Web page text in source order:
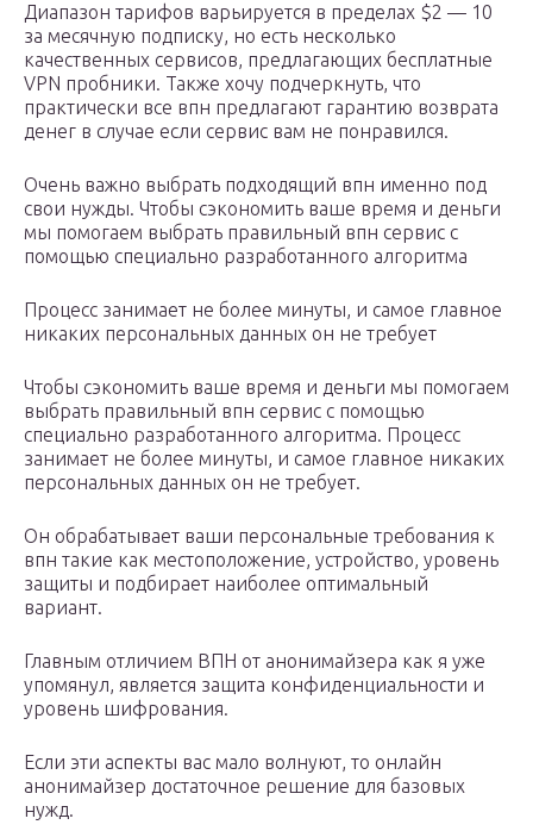
Диапазон тарифов варьируется в пределах $2 — 10
за месячную подписку, но есть несколько
качественных сервисов, предлагающих бесплатные
VPN пробники. Также хочу подчеркнуть, что
практически все впн предлагают гарантию возврата
денег в случае если сервис вам не понравился.
Очень важно выбрать подходящий впн именно под
свои нужды. Чтобы сэкономить ваше время и деньги
мы помогаем выбрать правильный впн сервис с
помощью специально разработанного алгоритма
Процесс занимает не более минуты, и самое главное
никаких персональных данных он не требует
Чтобы сэкономить ваше время и деньги мы помогаем
выбрать правильный впн сервис с помощью
специально разработанного алгоритма. Процесс
занимает не более минуты, и самое главное никаких
персональных данных он не требует.
Он обрабатывает ваши персональные требования к
впн такие как местоположение, устройство, уровень
защиты и подбирает наиболее оптимальный
вариант.
Главным отличием ВПН от анонимайзера как я уже
упомянул, является защита конфиденциальности и
уровень шифрования.
Если эти аспекты вас мало волнуют, то онлайн
анонимайзер достаточное решение для базовых
нужд.